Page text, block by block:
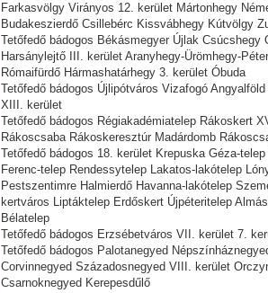
Farkasvölgy Virányos 12. kerület Mártonhegy
Budakeszierdő Csillebérc Kissvábhegy Kútvölgy
Tetőfedő bádogos Békásmegyer Újlak
Harsánylejtő III. kerület Aranyhegy-Ürömhegy-
Rómaifürdő Hármashatárhegy 3. kerület Óbuda
Tetőfedő bádogos Újlipótváros Vizafogó
XIII. kerület
Tetőfedő bádogos Régiakadémiatelep Rákoskert
Rákoscsaba Rákoskeresztúr Madárdomb
Tetőfedő bádogos 18. kerület Krepuska Géza-
Ferenc-telep Rendessytelep Lakatos-lakótelep
Pestszentimre Halmierdő Havanna-lakótelep
kertváros Liptáktelep Erdőskert Újpéteritelep
Bélatelep
Tetőfedő bádogos Erzsébetváros VII. kerület 7.
Tetőfedő bádogos Palotanegyed
Corvinnegyed Századosnegyed VIII. kerület
Csarnoknegyed Kerepesdűlő